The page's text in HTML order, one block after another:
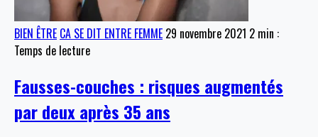
BIEN ÊTRE CA SE DIT ENTRE FEMME 29 novembre 2021 2 min :
Temps de lecture
Fausses-couches : risques augmentés
par deux après 35 ans